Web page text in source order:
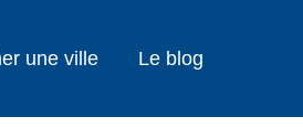
une ville Le blog